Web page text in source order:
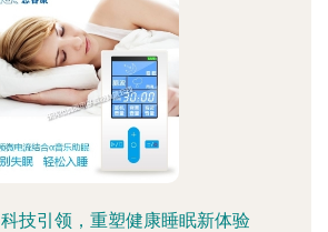
技引领，重塑健康睡眠新体验